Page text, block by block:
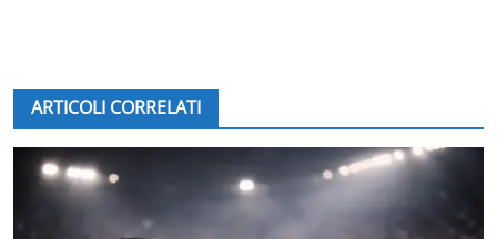
ARTICOLI CORRELATI